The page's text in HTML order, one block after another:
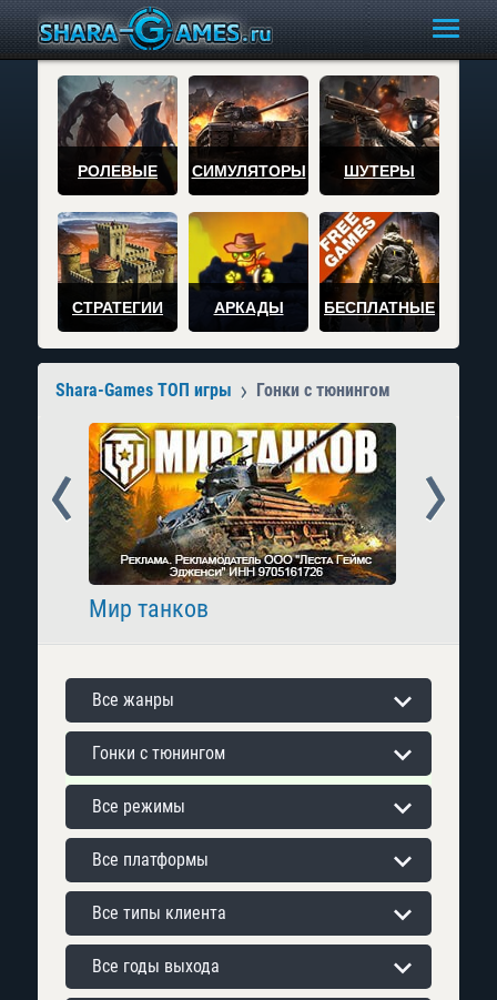
РОЛЕВЫЕ СИМУЛЯТОРЫ ШУТЕРЫ
СТРАТЕГИИ АРКАДЫ БЕСПЛАТНЫЕ
Shara-Games ТОП игры Гонки с тюнингом
Мир танков
Prev
Все жанры
Гонки с тюнингом
Все режимы
Все платформы
Все типы клиента
Все годы выхода